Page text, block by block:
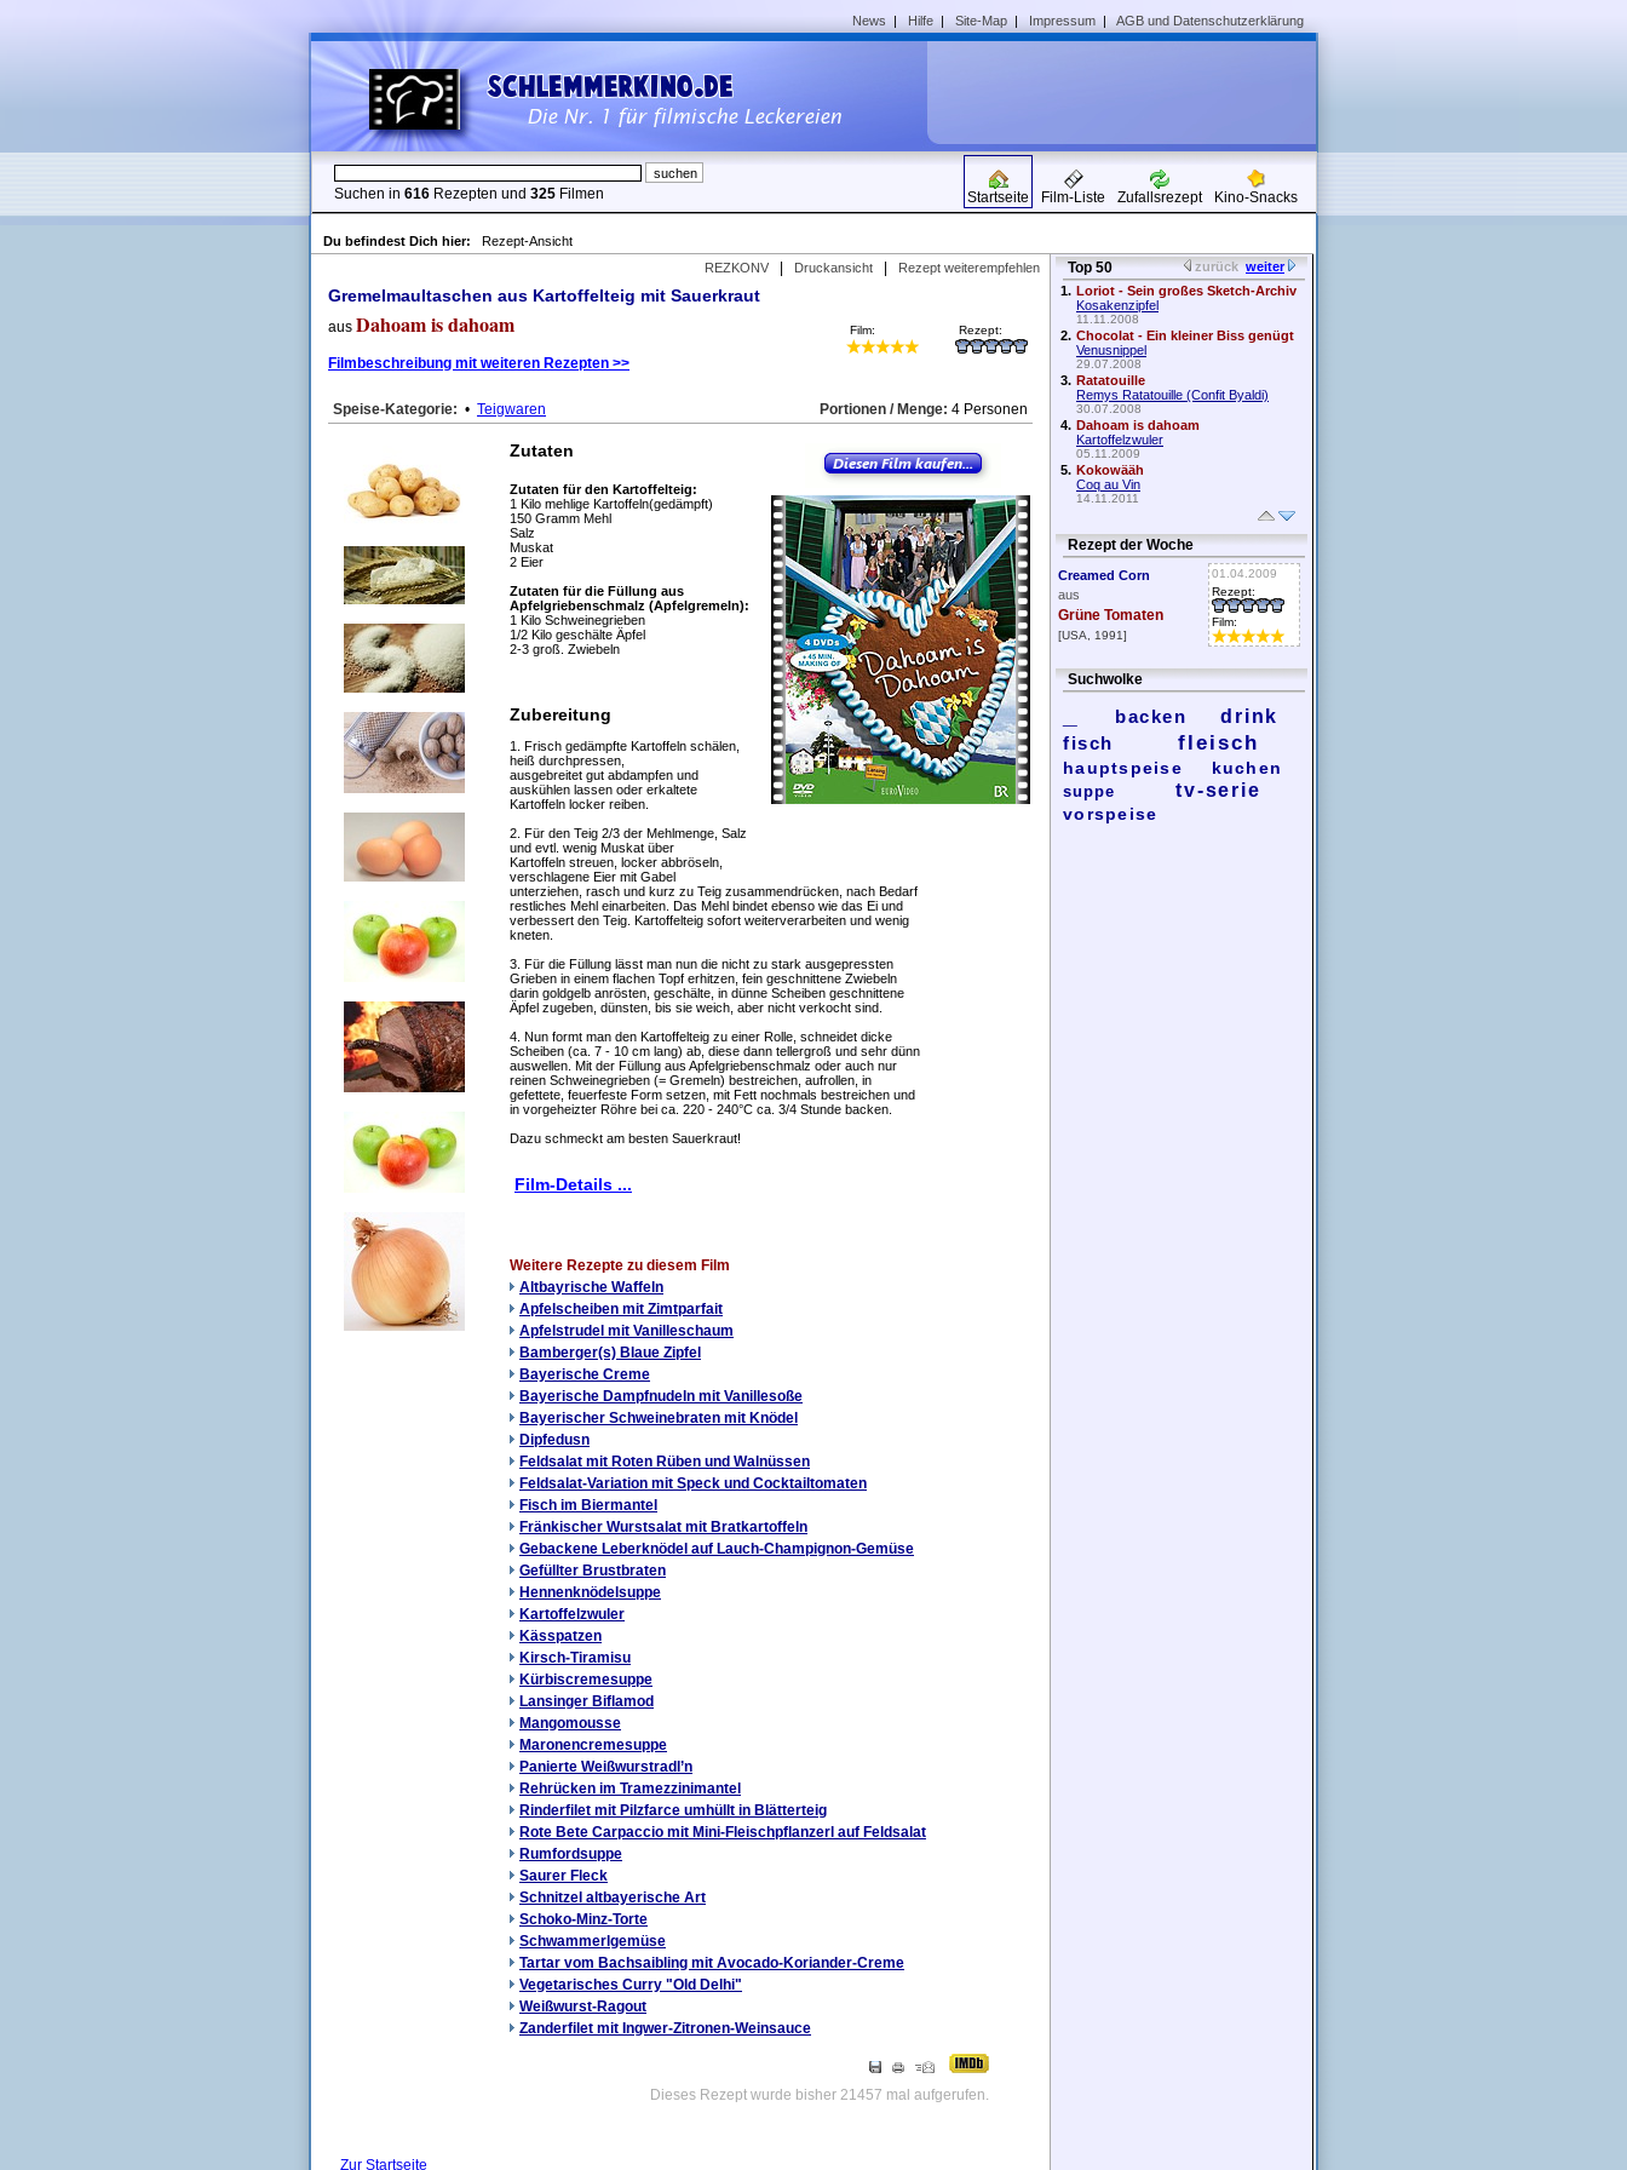
News | Hilfe | Site-Map | Impressum | AGB und Datenschutzerklärung
Suchen in 616 Rezepten und 325 Filmen Startseite Film-Liste Zufallsrezept Kino-Snacks
Du befindest Dich hier:
Rezept-Ansicht
REZKONV
Druckansicht Rezept weiterempfehlen
Gremelmaultaschen aus Kartoffelteig mit Sauerkraut
aus Dahoam is dahoam
Filmbeschreibung mit weiteren Rezepten >>
Rezept:
Film:
Speise-Kategorie: • Teigwaren Portionen / Menge: 4 Personen
Zutaten
Zutaten für den Kartoffelteig:
1 Kilo mehlige Kartoffeln(gedämpft)
150 Gramm Mehl
Salz
Muskat
2 Eier
Zutaten für die Füllung aus
Apfelgriebenschmalz (Apfelgremeln):
1 Kilo Schweinegrieben
1/2 Kilo geschälte Äpfel
2-3 groß. Zwiebeln
Zubereitung
1. Frisch gedämpfte Kartoffeln schälen,
heiß durchpressen,
ausgebreitet gut abdampfen und
auskühlen lassen oder erkaltete
Kartoffeln locker reiben.
2. Für den Teig 2/3 der Mehlmenge, Salz
und evtl. wenig Muskat über
Kartoffeln streuen, locker abbröseln,
verschlagene Eier mit Gabel
unterziehen, rasch und kurz zu Teig zusammendrücken, nach Bedarf
restliches Mehl einarbeiten. Das Mehl bindet ebenso wie das Ei und
verbessert den Teig. Kartoffelteig sofort weiterverarbeiten und wenig
kneten.
3. Für die Füllung lässt man nun die nicht zu stark ausgepressten
Grieben in einem flachen Topf erhitzen, fein geschnittene Zwiebeln
darin goldgelb anrösten, geschälte, in dünne Scheiben geschnittene
Äpfel zugeben, dünsten, bis sie weich, aber nicht verkocht sind.
4. Nun formt man den Kartoffelteig zu einer Rolle, schneidet dicke
Scheiben (ca. 7 - 10 cm lang) ab, diese dann tellergroß und sehr dünn
auswellen. Mit der Füllung aus Apfelgriebenschmalz oder auch nur
reinen Schweinegrieben (= Gremeln) bestreichen, aufrollen, in
gefettete, feuerfeste Form setzen, mit Fett nochmals bestreichen und
in vorgeheizter Röhre bei ca. 220 - 240°C ca. 3/4 Stunde backen.
Dazu schmeckt am besten Sauerkraut!
Film-Details ...
Weitere Rezepte zu diesem Film
Altbayrische Waffeln
Apfelscheiben mit Zimtparfait
Apfelstrudel mit Vanilleschaum
Bamberger(s) Blaue Zipfel
Bayerische Creme
Bayerische Dampfnudeln mit Vanillesoße
Bayerischer Schweinebraten mit Knödel
Dipfedusn
Feldsalat mit Roten Rüben und Walnüssen
Feldsalat-Variation mit Speck und Cocktailtomaten
Fisch im Biermantel
Fränkischer Wurstsalat mit Bratkartoffeln
Gebackene Leberknödel auf Lauch-Champignon-Gemüse
Gefüllter Brustbraten
Hennenknödelsuppe
Kartoffelzwuler
Kässpatzen
Kirsch-Tiramisu
Kürbiscremesuppe
Lansinger Biflamod
Mangomousse
Maronencremesuppe
Panierte Weißwurstradl’n
Rehrücken im Tramezzinimantel
Rinderfilet mit Pilzfarce umhüllt in Blätterteig
Rote Bete Carpaccio mit Mini-Fleischpflanzerl auf Feldsalat
Rumfordsuppe
Saurer Fleck
Schnitzel altbayerische Art
Schoko-Minz-Torte
Schwammerlgemüse
Tartar vom Bachsaibling mit Avocado-Koriander-Creme
Vegetarisches Curry "Old Delhi"
Weißwurst-Ragout
Zanderfilet mit Ingwer-Zitronen-Weinsauce
Dieses Rezept wurde bisher 21457 mal aufgerufen.
Zur Startseite
zurück weiter
Top 50
1. Loriot - Sein großes Sketch-Archiv
Kosakenzipfel
11.11.2008
2. Chocolat - Ein kleiner Biss genügt
Venusnippel
29.07.2008
3. Ratatouille
Remys Ratatouille (Confit Byaldi)
30.07.2008
4. Dahoam is dahoam
Kartoffelzwuler
05.11.2009
5. Kokowääh
Coq au Vin
14.11.2011
Rezept der Woche
01.04.2009
Rezept:
Film:
Creamed Corn
aus
Grüne Tomaten
[USA, 1991]
Suchwolke
backen
drink
fisch
fleisch
hauptspeise kuchen
suppe tv-serie
vorspeise